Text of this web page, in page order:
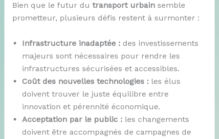
Bien que le futur du transport urbainsemble
prometteur, plusieurs défis restent à surmonter :
Infrastructure inadaptée :des investissements
majeurs sont nécessaires pour rendre les
infrastructures sécurisées et accessibles.
Coût des nouvelles technologies :les élus
doivent trouver le juste équilibre entre
innovation et pérennité économique.
Acceptation par le public :les changements
doivent être accompagnés de campagnes de